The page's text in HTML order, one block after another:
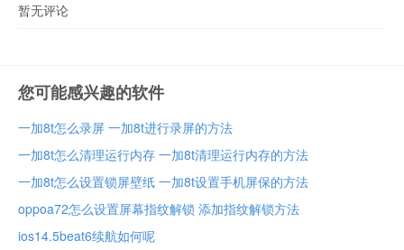
暂无评论
您可能感兴趣的软件
一加8t怎么录屏 一加8t进行录屏的方法
一加8t怎么清理运行内存 一加8t清理运行内存的方法
一加8t怎么设置锁屏壁纸 一加8t设置手机屏保的方法
oppoa72怎么设置屏幕指纹解锁 添加指纹解锁方法
ios14.5beat6续航如何呢